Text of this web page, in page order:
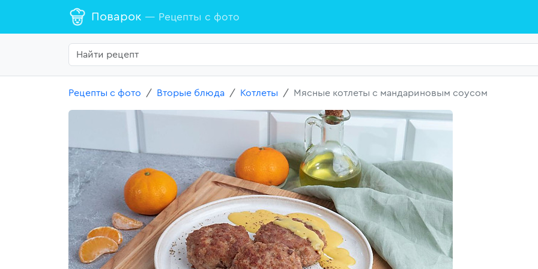
Поварок — Рецепты с фото
Рецепты с фото Вторые блюда Котлеты Мясные котлеты с мандариновым соусом